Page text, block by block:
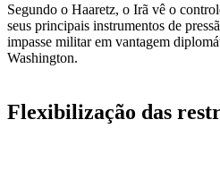
Segundo o Haaretz, o Irã vê o
seus principais instrumentos de
impasse militar em vantagem
Washington.
Flexibilização das